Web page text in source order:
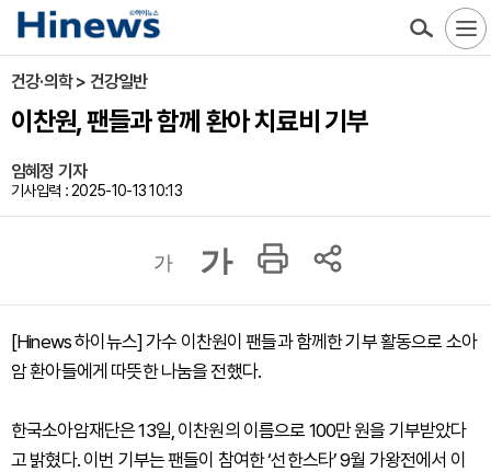
건강·의학 > 건강일반
이찬원, 팬들과 함께 환아 치료비 기부
임혜정 기자
기사입력 : 2025-10-13 10:13
가 가
[Hinews 하이뉴스] 가수 이찬원이 팬들과 함께한 기부 활동으로 소아
암 환아들에게 따뜻한 나눔을 전했다.
한국소아암재단은 13일, 이찬원의 이름으로 100만 원을 기부받았다
고 밝혔다. 이번 기부는 팬들이 참여한 ‘선한스타’ 9월 가왕전에서 이